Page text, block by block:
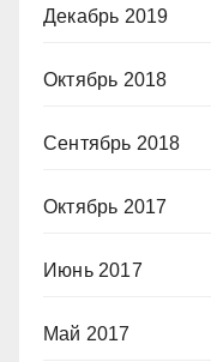
Декабрь 2019
Октябрь 2018
Сентябрь 2018
Октябрь 2017
Июнь 2017
Май 2017